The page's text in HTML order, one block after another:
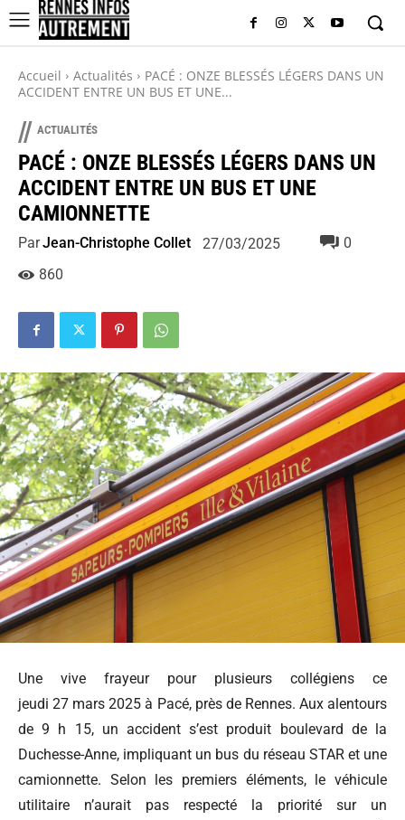
Accueil Actualités
PACÉ : ONZE BLESSÉS LÉGERS DANS UN
ACCIDENT ENTRE UN BUS ET UNE...
// ACTUALITÉS
PACÉ : ONZE BLESSÉS LÉGERS DANS UN
ACCIDENT ENTRE UN BUS ET UNE
CAMIONNETTE
ParJean-Christophe Collet 27/03/2025
0
860
Une vive frayeur pour plusieurs collégiens ce
jeudi 27 mars 2025 à Pacé, près de Rennes. Aux alentours
de 9 h 15, un accident s’est produit boulevard de la
Duchesse-Anne, impliquant un bus du réseau STAR et une
camionnette. Selon les premiers éléments, le véhicule
utilitaire n’aurait pas respecté la priorité sur un